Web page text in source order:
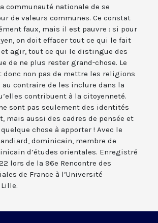
communauté nationale de se
de valeurs communes. Ce constat
faux, mais il est pauvre : si pour
on doit effacer tout ce qui le fait
et agir, tout ce qui le distingue des
de ne plus rester grand-chose. Le
donc non pas de mettre les religions
au contraire de les inclure dans la
contribuent à la citoyenneté.
sont pas seulement des identités
mais aussi des cadres de pensée et
chose à apporter ! Avec le
dominicain, membre de
d’études orientales. Enregistré
lors de la 96e Rencontre des
de France à l’Université